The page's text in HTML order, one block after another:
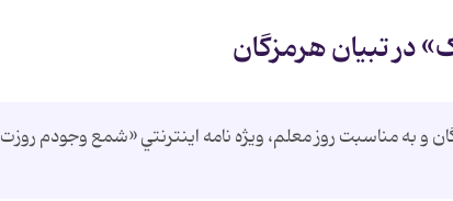
در تبيان هرمزگان
و به مناسبت روز معلم، ويژه نامه اينترنتي «شمع وجودم روزت